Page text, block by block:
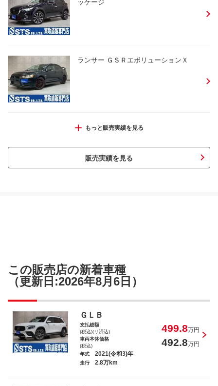
ッケージ
ランサー ＧＳＲエボリューションＸ
Ｎ－ＢＯＸカスタム Ｇ・ＥＸターボホン
Ｋｅｉワークス ベースグレード
デリカＤ：５ Ｄ パワーパッケージ
もっと販売実績を見る
販売実績を見る
この販売店の新着車種
（更新日:2026年8月6日）
ＧＬＢ
支払総額
(税込)(リ済込)
499.8万円
車両本体価格
(税込)
492.8万円
年式 2021(令和3)年
走行 2.8万km